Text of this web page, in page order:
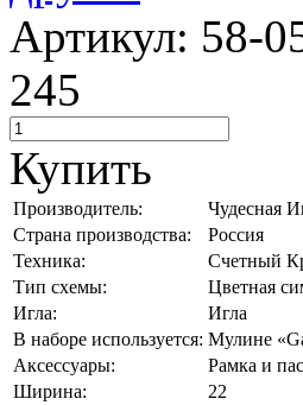
Артикул: 58-
245
Купить
Производитель:
Чудесная
Страна производства:
Россия
Техника:
Счетный
Тип схемы:
Цветная
Игла:
Игла
В наборе используется: Мулине
Аксессуары:
Рамка и
Ширина:
22